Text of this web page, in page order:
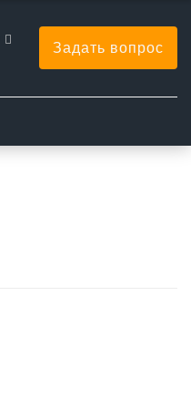
Задать вопрос